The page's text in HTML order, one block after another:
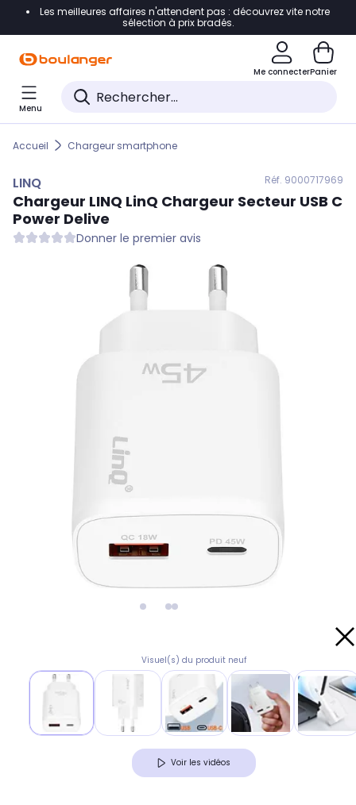
Accéder directement à la navigation
Accéder directement au pied de page
Accéder directement au chatbot
Les meilleures affaires n'attendent pas : découvrez vite notre
sélection à prix bradés.
Me connecterPanier
Menu
Accueil Chargeur smartphone
LINQ Réf. 9000717969
Chargeur LINQ LinQ Chargeur Secteur USB C
Power Delive
Donner le premier avis
Visuel(s) du produit neuf
Voir les vidéos